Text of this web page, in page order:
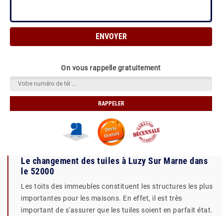
On vous rappelle gratuitement
Le changement des tuiles à Luzy Sur Marne dans
le 52000
Les toits des immeubles constituent les structures les plus
importantes pour les maisons. En effet, il est très
important de s'assurer que les tuiles soient en parfait état.